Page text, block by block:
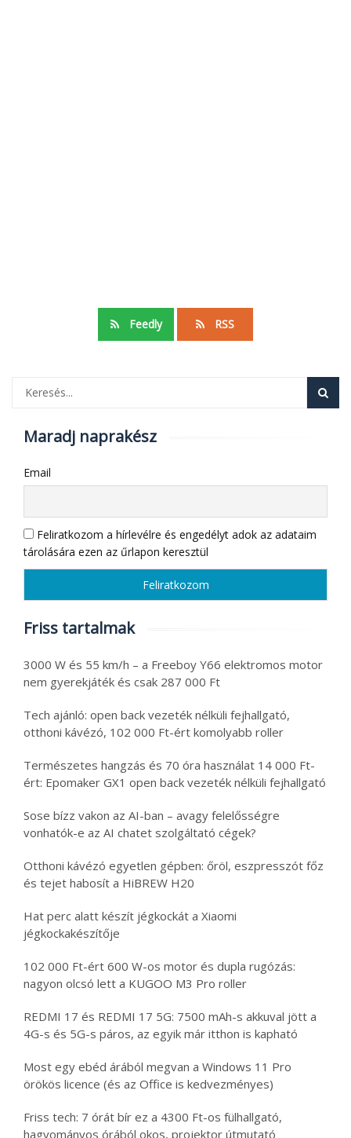
Feedly RSS
Maradj naprakész
Email
Feliratkozom a hírlevélre és engedélyt adok az adataim
tárolására ezen az űrlapon keresztül
Friss tartalmak
3000 W és 55 km/h – a Freeboy Y66 elektromos motor
nem gyerekjáték és csak 287 000 Ft
Tech ajánló: open back vezeték nélküli fejhallgató,
otthoni kávézó, 102 000 Ft-ért komolyabb roller
Természetes hangzás és 70 óra használat 14 000 Ft-
ért: Epomaker GX1 open back vezeték nélküli fejhallgató
Sose bízz vakon az AI-ban – avagy felelősségre
vonhatók-e az AI chatet szolgáltató cégek?
Otthoni kávézó egyetlen gépben: őröl, eszpresszót főz
és tejet habosít a HiBREW H20
Hat perc alatt készít jégkockát a Xiaomi
jégkockakészítője
102 000 Ft-ért 600 W-os motor és dupla rugózás:
nagyon olcsó lett a KUGOO M3 Pro roller
REDMI 17 és REDMI 17 5G: 7500 mAh-s akkuval jött a
4G-s és 5G-s páros, az egyik már itthon is kapható
Most egy ebéd árából megvan a Windows 11 Pro
örökös licence (és az Office is kedvezményes)
Friss tech: 7 órát bír ez a 4300 Ft-os fülhallgató,
hagyományos órából okos, projektor útmutató